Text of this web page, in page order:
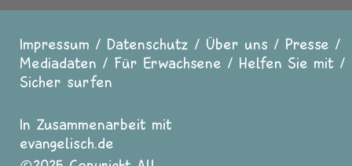
Fußzeile
Impressum Datenschutz Über uns
Presse
Mediadaten
Für Erwachsene
Helfen Sie mit
Sicher surfen
In Zusammenarbeit mit
evangelisch.de